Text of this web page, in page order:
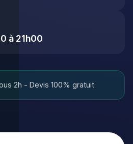
à 21h00
2h - Devis 100% gratuit